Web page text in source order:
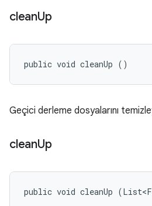
cleanUp
public void cleanUp ()
Geçici derleme dosyalarını
cleanUp
public void cleanUp